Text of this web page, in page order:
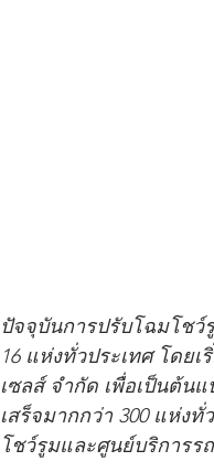
ปัจจุบันการปรับโฉมโชว์
16 แห่งทั่วประเทศ โดย
เซลส์ จำกัด เพื่อเป็นต้น
เสร็จมากกว่า 300 แห่ง
โชว์รูมและศูนย์บริการ